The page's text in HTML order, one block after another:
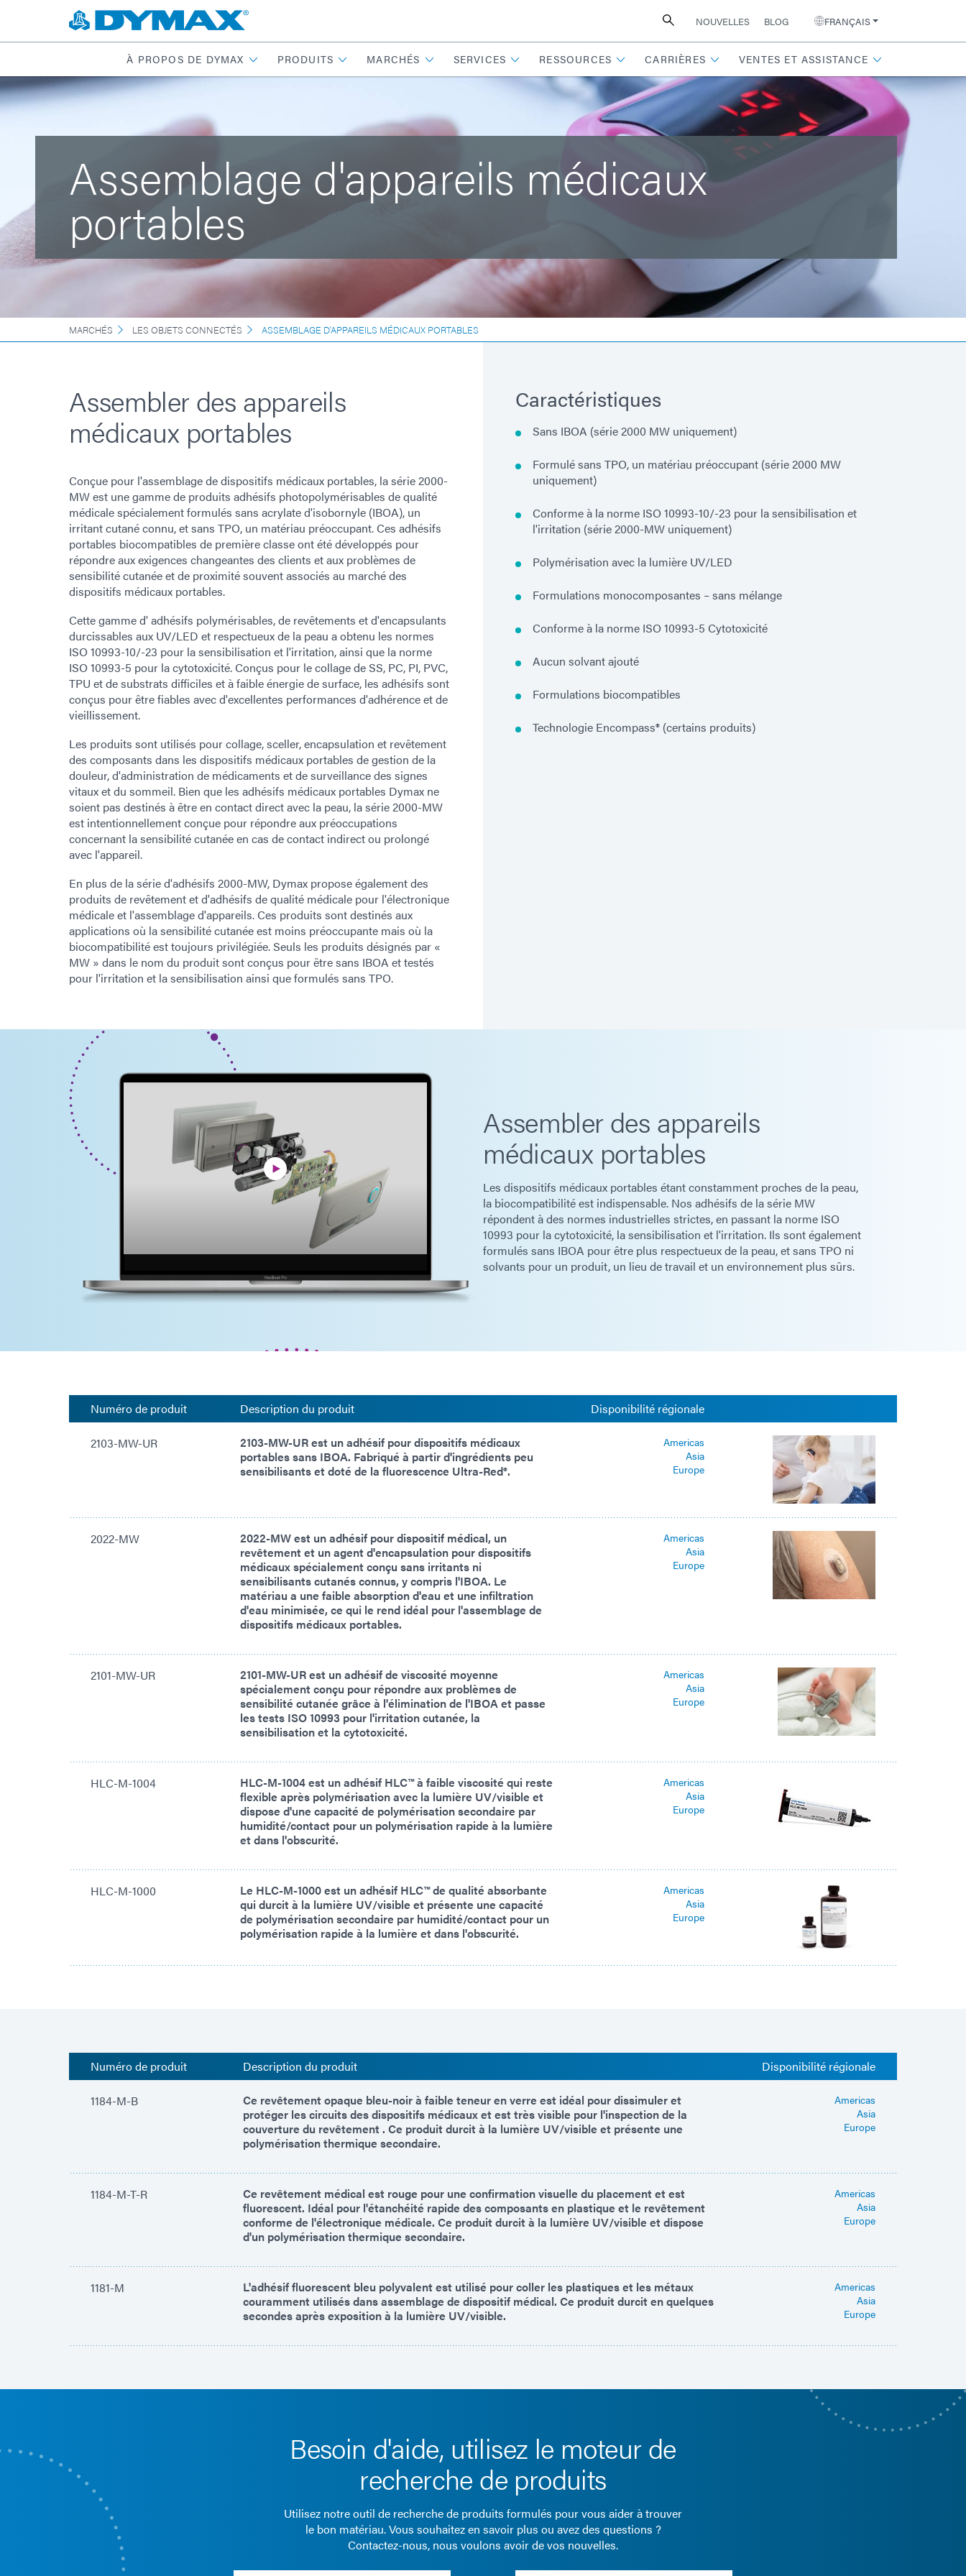
NOUVELLES BLOG FRANÇAIS
À PROPOS DE DYMAX PRODUITS MARCHÉS SERVICES RESSOURCES CARRIÈRES VENTES ET ASSISTANCE
Assemblage d'appareils médicaux
portables
MARCHÉS LES OBJETS CONNECTÉS ASSEMBLAGE D'APPAREILS MÉDICAUX PORTABLES
Assembler des appareils
médicaux portables
Conçue pour l'assemblage de dispositifs médicaux portables, la série 2000-
MW est une gamme de produits adhésifs photopolymérisables de qualité
médicale spécialement formulés sans acrylate d'isobornyle (IBOA), un
irritant cutané connu, et sans TPO, un matériau préoccupant. Ces adhésifs
portables biocompatibles de première classe ont été développés pour
répondre aux exigences changeantes des clients et aux problèmes de
sensibilité cutanée et de proximité souvent associés au marché des
dispositifs médicaux portables.
Cette gamme d' adhésifs polymérisables, de revêtements et d'encapsulants
durcissables aux UV/LED et respectueux de la peau a obtenu les normes
ISO 10993-10/-23 pour la sensibilisation et l'irritation, ainsi que la norme
ISO 10993-5 pour la cytotoxicité. Conçus pour le collage de SS, PC, PI, PVC,
TPU et de substrats difficiles et à faible énergie de surface, les adhésifs sont
conçus pour être fiables avec d'excellentes performances d'adhérence et de
vieillissement.
Les produits sont utilisés pour collage, sceller, encapsulation et revêtement
des composants dans les dispositifs médicaux portables de gestion de la
douleur, d'administration de médicaments et de surveillance des signes
vitaux et du sommeil. Bien que les adhésifs médicaux portables Dymax ne
soient pas destinés à être en contact direct avec la peau, la série 2000-MW
est intentionnellement conçue pour répondre aux préoccupations
concernant la sensibilité cutanée en cas de contact indirect ou prolongé
avec l'appareil.
En plus de la série d'adhésifs 2000-MW, Dymax propose également des
produits de revêtement et d'adhésifs de qualité médicale pour l'électronique
médicale et l'assemblage d'appareils. Ces produits sont destinés aux
applications où la sensibilité cutanée est moins préoccupante mais où la
biocompatibilité est toujours privilégiée. Seuls les produits désignés par «
MW » dans le nom du produit sont conçus pour être sans IBOA et testés
pour l'irritation et la sensibilisation ainsi que formulés sans TPO.
Caractéristiques
Sans IBOA (série 2000 MW uniquement)
Formulé sans TPO, un matériau préoccupant (série 2000 MW
uniquement)
Conforme à la norme ISO 10993-10/-23 pour la sensibilisation et
l'irritation (série 2000-MW uniquement)
Polymérisation avec la lumière UV/LED
Formulations monocomposantes – sans mélange
Conforme à la norme ISO 10993-5 Cytotoxicité
Aucun solvant ajouté
Formulations biocompatibles
Technologie Encompass® (certains produits)
Assembler des appareils
médicaux portables
Les dispositifs médicaux portables étant constamment proches de la peau,
la biocompatibilité est indispensable. Nos adhésifs de la série MW
répondent à des normes industrielles strictes, en passant la norme ISO
10993 pour la cytotoxicité, la sensibilisation et l'irritation. Ils sont également
formulés sans IBOA pour être plus respectueux de la peau, et sans TPO ni
solvants pour un produit, un lieu de travail et un environnement plus sûrs.
Numéro de produit Description du produit Disponibilité régionale
2103-MW-UR
2103-MW-UR est un adhésif pour dispositifs médicaux
portables sans IBOA. Fabriqué à partir d'ingrédients peu
sensibilisants et doté de la fluorescence Ultra-Red®.
Americas
Asia
Europe
2022-MW
2022-MW est un adhésif pour dispositif médical, un
revêtement et un agent d'encapsulation pour dispositifs
médicaux spécialement conçu sans irritants ni
sensibilisants cutanés connus, y compris l'IBOA. Le
matériau a une faible absorption d'eau et une infiltration
d'eau minimisée, ce qui le rend idéal pour l'assemblage de
dispositifs médicaux portables.
Americas
Asia
Europe
2101-MW-UR
2101-MW-UR est un adhésif de viscosité moyenne
spécialement conçu pour répondre aux problèmes de
sensibilité cutanée grâce à l'élimination de l'IBOA et passe
les tests ISO 10993 pour l'irritation cutanée, la
sensibilisation et la cytotoxicité.
Americas
Asia
Europe
HLC-M-1004
HLC-M-1004 est un adhésif HLC™ à faible viscosité qui reste
flexible après polymérisation avec la lumière UV/visible et
dispose d'une capacité de polymérisation secondaire par
humidité/contact pour un polymérisation rapide à la lumière
et dans l'obscurité.
Americas
Asia
Europe
HLC-M-1000
Le HLC-M-1000 est un adhésif HLC™ de qualité absorbante
qui durcit à la lumière UV/visible et présente une capacité
de polymérisation secondaire par humidité/contact pour un
polymérisation rapide à la lumière et dans l'obscurité.
Americas
Asia
Europe
Numéro de produit Description du produit Disponibilité régionale
1184-M-B
Ce revêtement opaque bleu-noir à faible teneur en verre est idéal pour dissimuler et
protéger les circuits des dispositifs médicaux et est très visible pour l'inspection de la
couverture du revêtement . Ce produit durcit à la lumière UV/visible et présente une
polymérisation thermique secondaire.
Americas
Asia
Europe
1184-M-T-R
Ce revêtement médical est rouge pour une confirmation visuelle du placement et est
fluorescent. Idéal pour l'étanchéité rapide des composants en plastique et le revêtement
conforme de l'électronique médicale. Ce produit durcit à la lumière UV/visible et dispose
d'un polymérisation thermique secondaire.
Americas
Asia
Europe
1181-M
L'adhésif fluorescent bleu polyvalent est utilisé pour coller les plastiques et les métaux
couramment utilisés dans assemblage de dispositif médical. Ce produit durcit en quelques
secondes après exposition à la lumière UV/visible.
Americas
Asia
Europe
Besoin d'aide, utilisez le moteur de
recherche de produits
Utilisez notre outil de recherche de produits formulés pour vous aider à trouver
le bon matériau. Vous souhaitez en savoir plus ou avez des questions ?
Contactez-nous, nous voulons avoir de vos nouvelles.